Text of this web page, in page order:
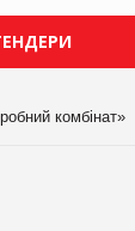
комбінат»